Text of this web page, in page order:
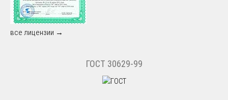
все лицензии →
ГОСТ 30629-99